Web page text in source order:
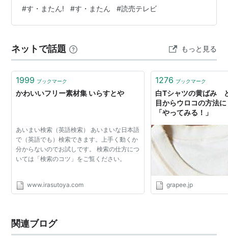
ス＋天気予報＋ローカルニュース の３要素を一気に吸収
できたのは『す・またん！』でした。特に鉄道情報など
つけるとずっとＣＭが流れてるしいざ番組が始まったと
思えば、某投手の２００勝だとか本当にどうでも良いニ
ュースを永遠と流してて本当に深いでした。い…
#す・またん! #す・またん #読売テレビ
ネットで話題 もっと見る
1999 ブックマーク
かわいいフリー素材集 いらすとや
あいまい検索（英語検索） あいまいな日本語
で（英語でも）検索できます。上手く動くか
分からないのでお試しです。 検索の仕方につ
いては「検索のコツ」をご覧ください。
www.irasutoya.com
1276 ブックマーク
白Tシャツの黄ばみ
目からウロコの方法
「やってみる！」
grapee.jp
関連ブログ